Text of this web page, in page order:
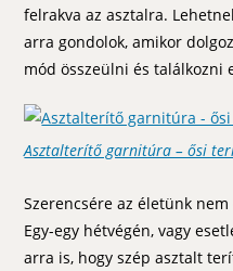
felrakva az asztalra.
arra gondolok, amikor
mód összeülni és találkozni
Asztalterítő garnitúra – ősi
Szerencsére az életünk
Egy-egy hétvégén, vagy
arra is, hogy szép asztalt